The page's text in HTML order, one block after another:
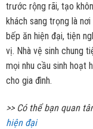
trước rộng rãi, tạo
khách sang trọng là
bếp ăn hiện đại, tiện
vị. Nhà vệ sinh chung
mọi nhu cầu sinh hoạt
cho gia đình.
>> Có thể bạn quan
hiện đại